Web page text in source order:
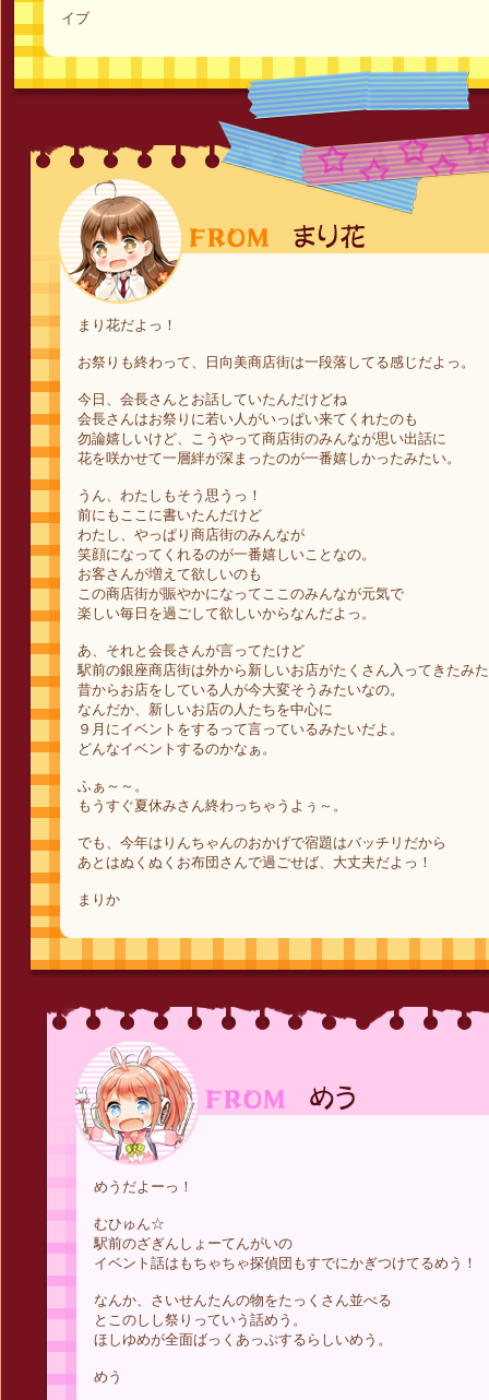
イブ
まり花だよっ！
お祭りも終わって、日向美商店街は一段落してる感じだよっ。
今日、会長さんとお話していたんだけどね
会長さんはお祭りに若い人がいっぱい来てくれたのも
勿論嬉しいけど、こうやって商店街のみんなが思い出話に
花を咲かせて一層絆が深まったのが一番嬉しかったみたい。
うん、わたしもそう思うっ！
前にもここに書いたんだけど
わたし、やっぱり商店街のみんなが
笑顔になってくれるのが一番嬉しいことなの。
お客さんが増えて欲しいのも
この商店街が賑やかになってここのみんなが元気で
楽しい毎日を過ごして欲しいからなんだよっ。
あ、それと会長さんが言ってたけど
駅前の銀座商店街は外から新しいお店がたくさん入ってきたみ
昔からお店をしている人が今大変そうみたいなの。
なんだか、新しいお店の人たちを中心に
９月にイベントをするって言っているみたいだよ。
どんなイベントするのかなぁ。
ふぁ～～。
もうすぐ夏休みさん終わっちゃうよぅ～。
でも、今年はりんちゃんのおかげで宿題はバッチリだから
あとはぬくぬくお布団さんで過ごせば、大丈夫だよっ！
まりか
めうだよーっ！
むひゅん☆
駅前のざぎんしょーてんがいの
イベント話はもちゃちゃ探偵団もすでにかぎつけてるめう！
なんか、さいせんたんの物をたっくさん並べる
とこのしし祭りっていう話めう。
ほしゆめが全面ばっくあっぷするらしいめう。
めう